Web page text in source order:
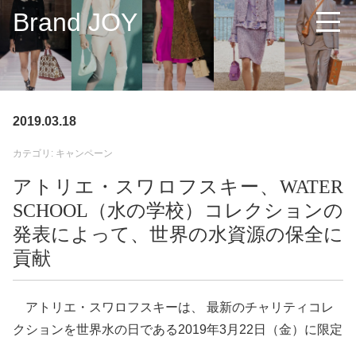
Brand JOY
2019.03.18
カテゴリ: キャンペーン
アトリエ・スワロフスキー、WATER
SCHOOL（水の学校）コレクションの
発表によって、世界の水資源の保全に
貢献
アトリエ・スワロフスキーは、 最新のチャリティコレ
クションを世界水の日である2019年3月22日（金）に限定